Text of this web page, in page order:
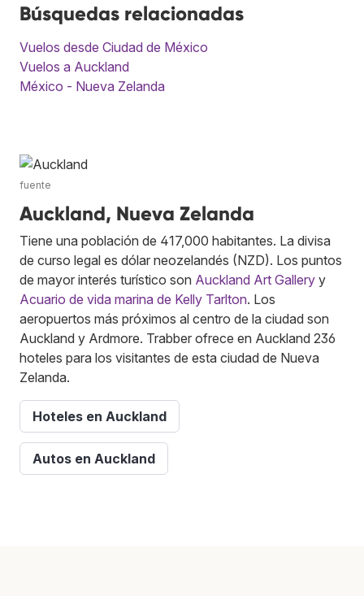
Búsquedas relacionadas
Vuelos desde Ciudad de México
Vuelos a Auckland
México - Nueva Zelanda
fuente
Auckland, Nueva Zelanda
Tiene una población de 417,000 habitantes. La divisa
de curso legal es dólar neozelandés (NZD). Los puntos
de mayor interés turístico son Auckland Art Gallery y
Acuario de vida marina de Kelly Tarlton. Los
aeropuertos más próximos al centro de la ciudad son
Auckland y Ardmore. Trabber ofrece en Auckland 236
hoteles para los visitantes de esta ciudad de Nueva
Zelanda.
Hoteles en Auckland
Autos en Auckland